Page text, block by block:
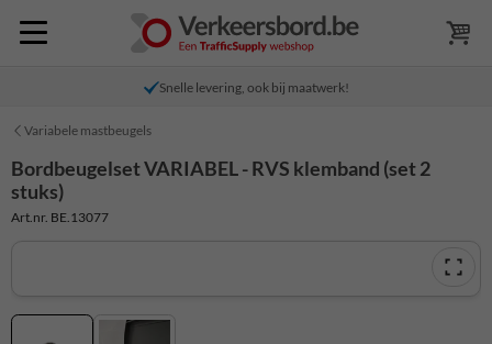
Snelle levering, ook bij maatwerk!
Variabele mastbeugels
Bordbeugelset VARIABEL - RVS klemband (set 2
stuks)
Art.nr. BE.13077